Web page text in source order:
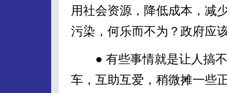
用社会资源，降低成本，减
污染，何乐而不为？政府应
● 有些事情就是让人搞不
车，互助互爱，稍微摊一些